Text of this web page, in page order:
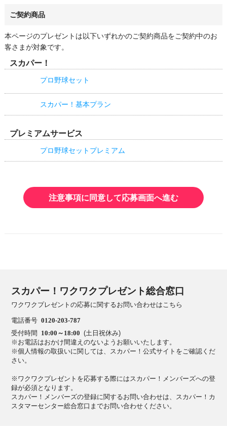
会社のプライバシーポリシーをご参照ください。
ご契約商品
本ページのプレゼントは以下いずれかのご契約商品をご契約中のお
客さまが対象です。
スカパー！
プロ野球セット
スカパー！基本プラン
プレミアムサービス
プロ野球セットプレミアム
注意事項に同意して応募画面へ進む
スカパー！ワクワクプレゼント総合窓口
ワクワクプレゼントの応募に関するお問い合わせはこちら
電話番号 0120-203-787
受付時間
10:00～18:00 (土日祝休み)
※お電話はおかけ間違えのないようお願いいたします。
※個人情報の取扱いに関しては、スカパー！公式サイトをご確認くだ
さい。
※ワクワクプレゼントを応募する際にはスカパー！メンバーズへの登
録が必須となります。
スカパー！メンバーズの登録に関するお問い合わせは、スカパー！カ
スタマーセンター総合窓口までお問い合わせください。